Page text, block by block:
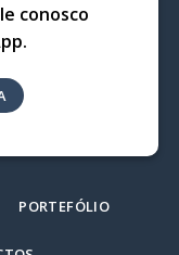
conosco
PORTEFÓLIO